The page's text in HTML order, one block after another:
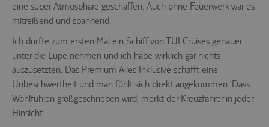
eine super Atmosphäre geschaffen. Auch ohne Feuerwerk war es
mitreißend und spannend.
Ich durfte zum ersten Mal ein Schiff von TUI Cruises genauer
unter die Lupe nehmen und ich habe wirklich gar nichts
auszusetzten. Das Premium Alles Inklusive schafft eine
Unbeschwertheit und man fühlt sich direkt angekommen. Dass
Wohlfühlen großgeschrieben wird, merkt der Kreuzfahrer in jeder
Hinsicht.